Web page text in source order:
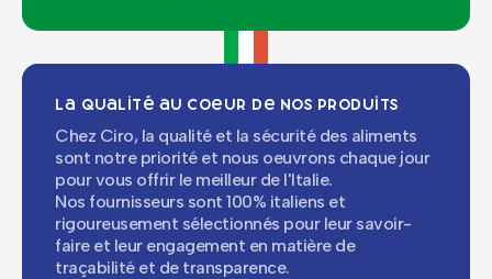
La qualité au coeur de nos produits
Chez Ciro, la qualité et la sécurité des aliments
sont notre priorité et nous oeuvrons chaque jour
pour vous offrir le meilleur de l'Italie.
Nos fournisseurs sont 100% italiens et
rigoureusement sélectionnés pour leur savoir-
faire et leur engagement en matière de
traçabilité et de transparence.